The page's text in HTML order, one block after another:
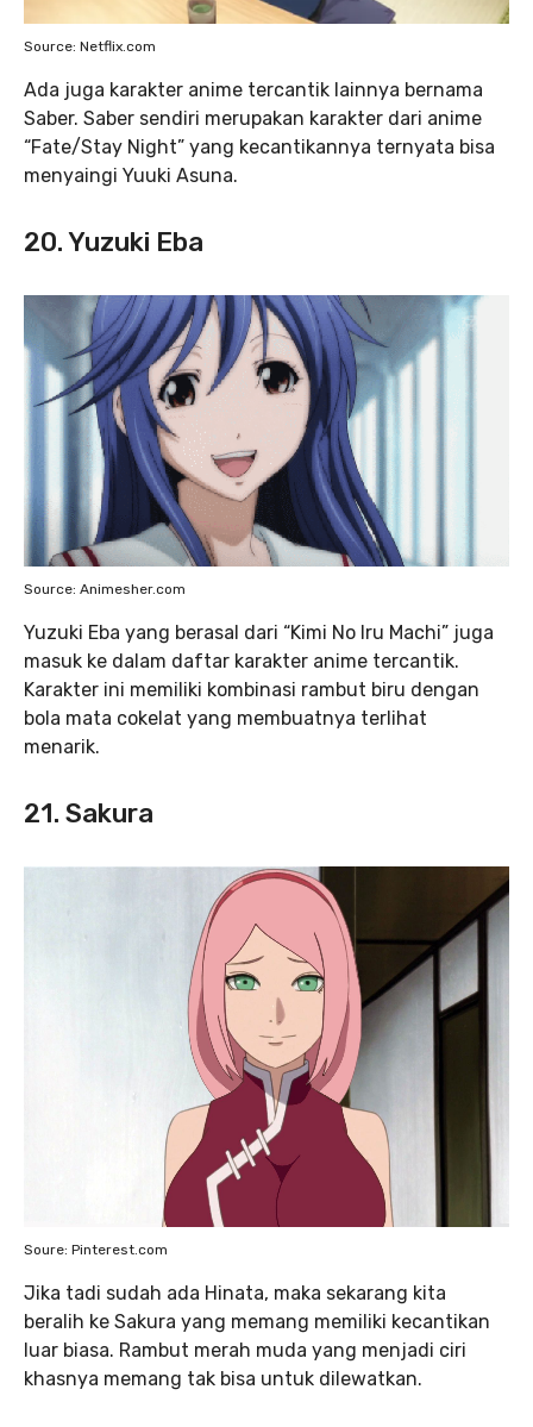
Source: Netflix.com
Ada juga karakter anime tercantik lainnya bernama
Saber. Saber sendiri merupakan karakter dari anime
“Fate/Stay Night” yang kecantikannya ternyata bisa
menyaingi Yuuki Asuna.
20. Yuzuki Eba
Source: Animesher.com
Yuzuki Eba yang berasal dari “Kimi No Iru Machi” juga
masuk ke dalam daftar karakter anime tercantik.
Karakter ini memiliki kombinasi rambut biru dengan
bola mata cokelat yang membuatnya terlihat
menarik.
21. Sakura
Soure: Pinterest.com
Jika tadi sudah ada Hinata, maka sekarang kita
beralih ke Sakura yang memang memiliki kecantikan
luar biasa. Rambut merah muda yang menjadi ciri
khasnya memang tak bisa untuk dilewatkan.